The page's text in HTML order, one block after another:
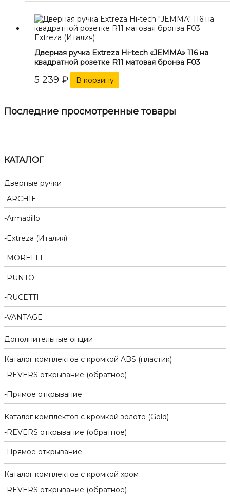
КАТАЛОГ
Дверные ручки
ARCHIE
Armadillo
Extreza (Италия)
MORELLI
PUNTO
RUCETTI
VANTAGE
Дополнительные опции
Каталог комплектов c кромкой ABS (пластик)
REVERS открывание (обратное)
Прямое открывание
Каталог комплектов c кромкой золото (Gold)
REVERS открывание (обратное)
Прямое открывание
Каталог комплектов c кромкой хром
REVERS открывание (обратное)
Extreza (Италия)
Дверная ручка Extreza Hi-tech «JEMMA» 116 на
квадратной розетке R11 матовая бронза F03
5 239 ₽ В корзину
Последние просмотренные товары